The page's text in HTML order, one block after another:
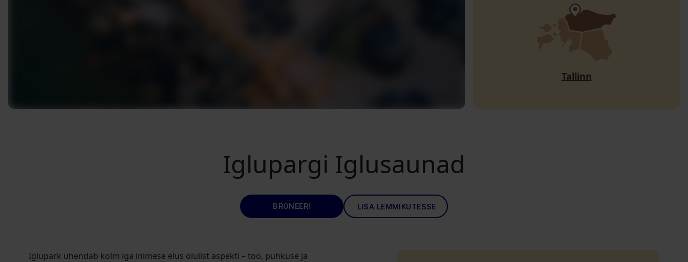
Tallinn
Iglupargi Iglusaunad
BRONEERI LISA LEMMIKUTESSE
Iglupark ühendab kolm iga inimese elus olulist aspekti – töö, puhkuse ja